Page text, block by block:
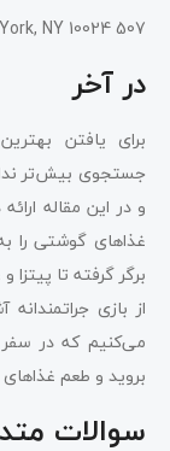
507 Columbus Ave, New York, NY 10024
در آخر
برای یافتن
جستجوی بیش‌تر
و در این مقاله
غذاهای گوشتی را
برگر گرفته تا
از بازی
می‌کنیم که در سفر
بروید و طعم
سوالات